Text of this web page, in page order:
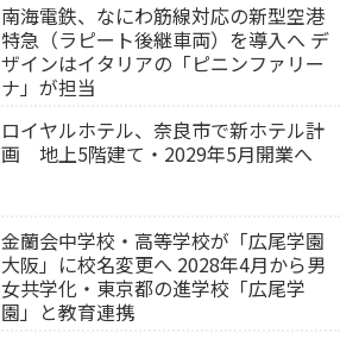
南海電鉄、なにわ筋線対応の新型空港
特急（ラピート後継車両）を導入へ デ
ザインはイタリアの「ピニンファリー
ナ」が担当
ロイヤルホテル、奈良市で新ホテル計
画 地上5階建て・2029年5月開業へ
金蘭会中学校・高等学校が「広尾学園
大阪」に校名変更へ 2028年4月から男
女共学化・東京都の進学校「広尾学
園」と教育連携